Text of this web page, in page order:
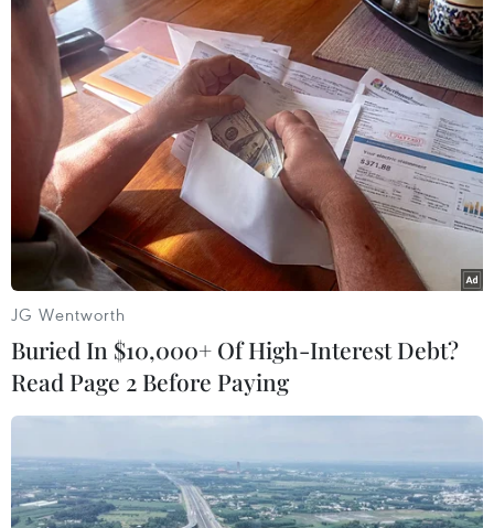
Theo dõi VietnamPlus
TIN LIÊN QUAN
JG Wentworth
Buried In $10,000+ Of High-Interest Debt?
Read Page 2 Before Paying